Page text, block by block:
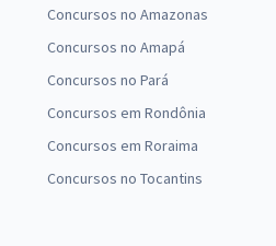
Concursos no Amazonas
Concursos no Amapá
Concursos no Pará
Concursos em Rondônia
Concursos em Roraima
Concursos no Tocantins